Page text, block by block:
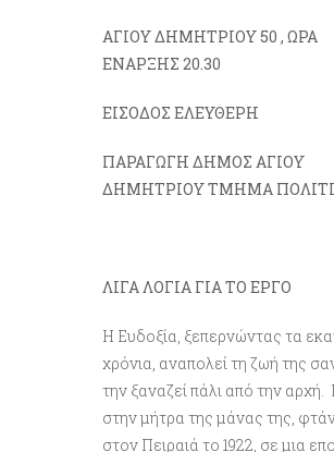
ΑΓΙΟΥ ΔΗΜΗΤΡΙΟΥ 50 , ΩΡΑ
ΕΝΑΡΞΗΣ 20.30
ΕΙΣΟΔΟΣ ΕΛΕΥΘΕΡΗ
ΠΑΡΑΓΩΓΗ ΔΗΜΟΣ ΑΓΙΟΥ
ΔΗΜΗΤΡΙΟΥ ΤΜΗΜΑ
ΛΙΓΑ ΛΟΓΙΑ ΓΙΑ ΤΟ ΕΡΓΟ
Η Ευδοξία, ξεπερνώντας τα
χρόνια, αναπολεί τη ζωή της
την ξαναζεί πάλι από την
στην μήτρα της μάνας της,
στον Πειραιά το 1922, σε μια